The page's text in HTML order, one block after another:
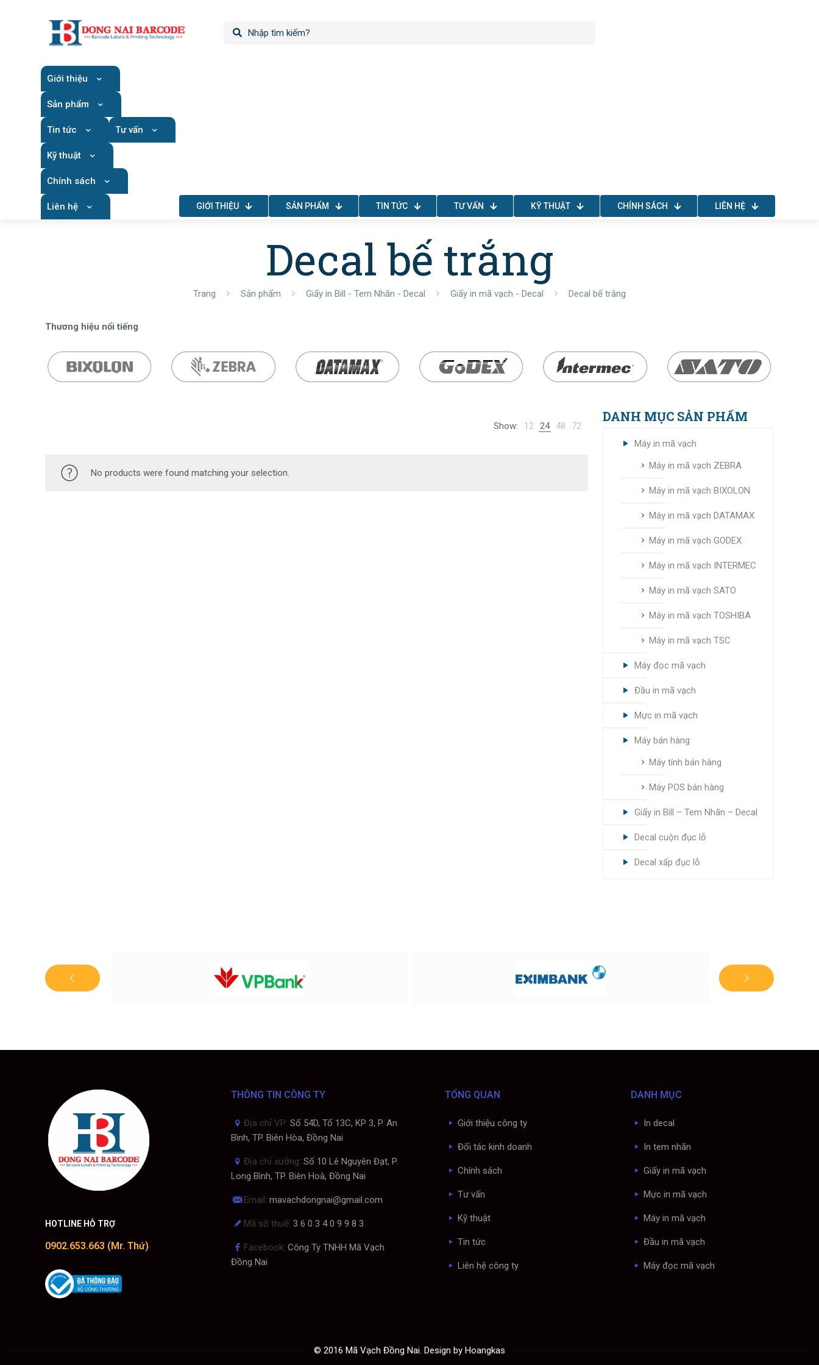
Giới thiệu
Sản phẩm
Tin tức Tư vấn
Kỹ thuật
Chính sách
Liên hệ GIỚI THIỆU SẢN PHẨM TIN TỨC TƯ VẤN KỸ THUẬT CHÍNH SÁCH LIÊN HỆ
Decal bế trắng
Trang Sản phẩm Giấy in Bill - Tem Nhãn - Decal Giấy in mã vạch - Decal Decal bế trắng
Thương hiệu nổi tiếng
Show: 12 24 48 72
No products were found matching your selection.
DANH MỤC SẢN PHẨM
Máy in mã vạch
Máy in mã vạch ZEBRA
Máy in mã vạch BIXOLON
Máy in mã vạch DATAMAX
Máy in mã vạch GODEX
Máy in mã vạch INTERMEC
Máy in mã vạch SATO
Máy in mã vạch TOSHIBA
Máy in mã vạch TSC
Máy đọc mã vạch
Đầu in mã vạch
Mực in mã vạch
Máy bán hàng
Máy tính bán hàng
Máy POS bán hàng
Giấy in Bill – Tem Nhãn – Decal
Decal cuộn đục lỗ
Decal xấp đục lỗ
HOTLINE HỖ TRỢ
0902.653.663 (Mr. Thứ)
THÔNG TIN CÔNG TY
Địa chỉ VP: Số 54D, Tổ 13C, KP 3, P. An
Bình, TP. Biên Hòa, Đồng Nai
Địa chỉ xưởng: Số 10 Lê Nguyên Đạt, P.
Long Bình, TP. Biên Hoà, Đồng Nai
Email: mavachdongnai@gmail.com
Mã số thuế: 3 6 0 3 4 0 9 9 8 3
Facebook: Công Ty TNHH Mã Vạch
Đồng Nai
TỔNG QUAN
Giới thiệu công ty
Đối tác kinh doanh
Chính sách
Tư vấn
Kỹ thuật
Tin tức
Liên hệ công ty
DANH MỤC
In decal
In tem nhãn
Giấy in mã vạch
Mực in mã vạch
Máy in mã vạch
Đầu in mã vạch
Máy đọc mã vạch
© 2016 Mã Vạch Đồng Nai. Design by Hoangkas